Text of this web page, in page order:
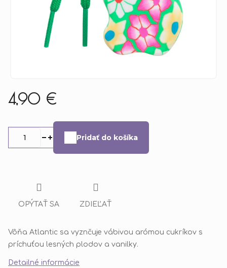
4,90 €
cena:
Pridať do košíka
Vôňa Atlantic sa vyznčuje vábivou arómou cukríkov s
príchuťou lesných plodov a vanilky.
Detailné informácie
OPÝTAŤ SA ZDIEĽAŤ